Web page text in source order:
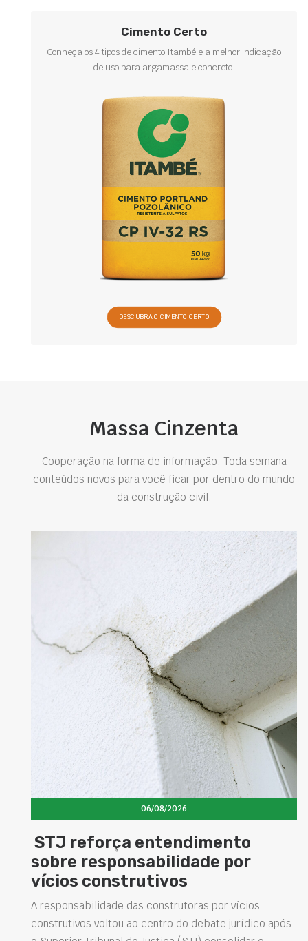
Cimento Certo
Conheça os 4 tipos de cimento Itambé e a melhor indicação
de uso para argamassa e concreto.
DESCUBRA O CIMENTO CERTO
Massa Cinzenta
Cooperação na forma de informação. Toda semana
conteúdos novos para você ficar por dentro do mundo
da construção civil.
06/08/2026
STJ reforça entendimento
sobre responsabilidade por
vícios construtivos
A responsabilidade das construtoras por vícios
construtivos voltou ao centro do debate jurídico após